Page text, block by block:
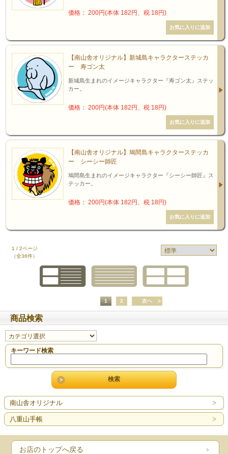
価格： 200円(本体 182円、税 18円)
【南山舎オリジナル】新城島キャラクターステッカ
ー 寿ゴン太
新城島生まれのイメージキャラクター『寿ゴン太』ステッ
カー。
価格： 200円(本体 182円、税 18円)
【南山舎オリジナル】鳩間島キャラクターステッカ
ー シーシー師匠
鳩間島生まれのイメージキャラクター『シーシー師匠』ス
テッカー。
価格： 200円(本体 182円、税 18円)
1 / 2ページ
（全36件）
1 2 次へ
商品検索
キーワード検索
南山舎オリジナル
八重山手帳
お店のトップへ戻る